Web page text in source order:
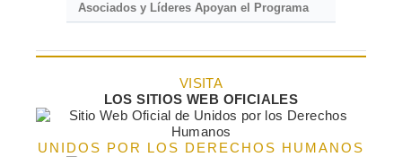
Asociados y Líderes Apoyan el Programa
VISITA
LOS SITIOS WEB OFICIALES
UNIDOS POR LOS DERECHOS HUMANOS